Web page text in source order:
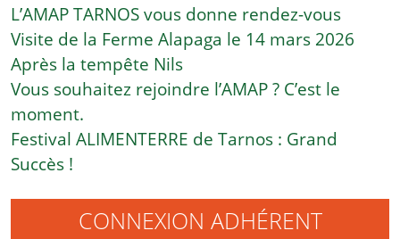
L’AMAP TARNOS vous donne rendez-vous
Visite de la Ferme Alapaga le 14 mars 2026
Après la tempête Nils
Vous souhaitez rejoindre l’AMAP ? C’est le
moment.
Festival ALIMENTERRE de Tarnos : Grand
Succès !
CONNEXION ADHÉRENT